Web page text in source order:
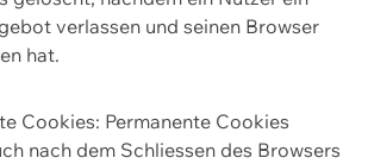
verlassen und seinen Browser
hat.
Cookies: Permanente Cookies
nach dem Schliessen des Browsers